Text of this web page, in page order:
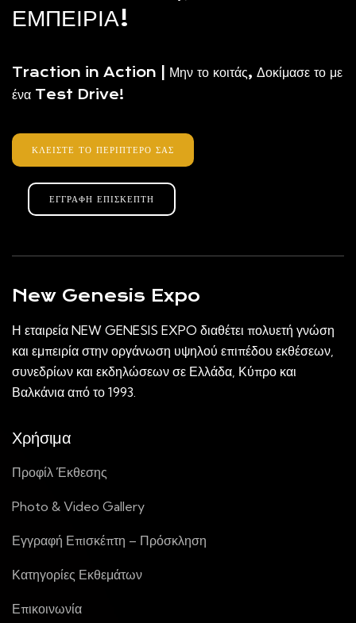
ΕΜΠΕΙΡΙΑ!
Traction in Action | Μην το κοιτάς, Δοκίμασε το με
ένα Test Drive!
ΚΛΕΊΣΤΕ ΤΟ ΠΕΡΊΠΤΕΡΟ ΣΑΣ
ΕΓΓΡΑΦΉ ΕΠΙΣΚΈΠΤΗ
New Genesis Expo
Η εταιρεία NEW GENESIS EXPO διαθέτει πολυετή γνώση
και εμπειρία στην οργάνωση υψηλού επιπέδου εκθέσεων,
συνεδρίων και εκδηλώσεων σε Ελλάδα, Κύπρο και
Βαλκάνια από το 1993.
Χρήσιμα
Προφίλ Έκθεσης
Photo & Video Gallery
Εγγραφή Επισκέπτη – Πρόσκληση
Κατηγορίες Εκθεμάτων
Επικοινωνία